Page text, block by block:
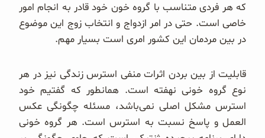
که هر فردی متناسب با گروه خون خود قادر به انجام امور
خاصی است. حتی در امر ازدواج و انتخاب زوج این موضوع
در بین مردمان این کشور امری است بسیار مهم.
قابلیت از بین بردن اثرات منفی استرس زندگی نیز در هر
نوع گروه خونی نهفته است. همانطور که گفتیم خود
استرس مشکل اصلی نمی‌باشد، مسئله چگونگی عکس
العمل و پاسخ نسبت به استرس است. هر گروه خونی